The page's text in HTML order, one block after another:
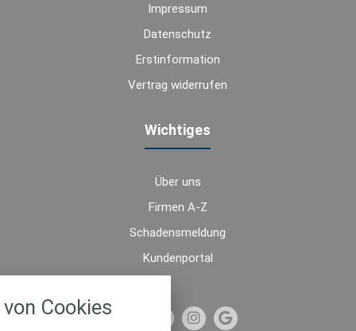
Impressum
Datenschutz
Erstinformation
Vertrag widerrufen
Wichtiges
Über uns
Firmen A-Z
Schadensmeldung
Kundenportal
Cookies
alle verwendeten Cookies und